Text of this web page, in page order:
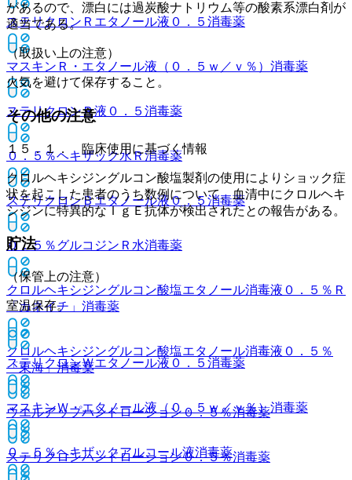
ステリクロンＲエタノール液０．５ 消毒薬
マスキンＲ・エタノール液（０．５ｗ／ｖ％） 消毒薬
ステリクロンＲ液０．５ 消毒薬
０．５％ヘキザック水Ｒ消毒薬
ステリクロンＢエタノール液０．５消毒薬
０．５％グルコジンＲ水消毒薬
クロルヘキシジングルコン酸塩エタノール消毒液０．５％Ｒ
「カネイチ」 消毒薬
クロルヘキシジングルコン酸塩エタノール消毒液０．５％
「東海」消毒薬
ウエルアップハンドローション０．５％消毒薬
ステリクロンハンドローション０．５％消毒薬
があるので、漂白には過炭酸ナトリウム等の酸素系漂白剤が
適当である。
（取扱い上の注意）
火気を避けて保存すること。
その他の注意
１５．１． 臨床使用に基づく情報
クロルヘキシジングルコン酸塩製剤の使用によりショック症
状を起こした患者のうち数例について、血清中にクロルヘキ
シジンに特異的なＩｇＥ抗体が検出されたとの報告がある。
貯法
（保管上の注意）
室温保存。
ステリクロンＷエタノール液０．５ 消毒薬
マスキンＷ・エタノール液（０．５ｗ／ｖ％）消毒薬
０．５％ヘキザックアルコール液消毒薬